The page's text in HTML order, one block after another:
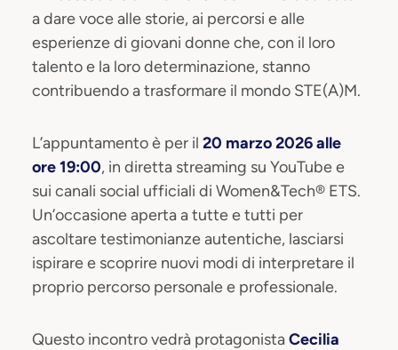
a dare voce alle storie, ai percorsi e alle
esperienze di giovani donne che, con il loro
talento e la loro determinazione, stanno
contribuendo a trasformare il mondo STE(A)M.
L’appuntamento è per il 20 marzo 2026 alle
ore 19:00, in diretta streaming su YouTube e
sui canali social ufficiali di Women&Tech® ETS.
Un’occasione aperta a tutte e tutti per
ascoltare testimonianze autentiche, lasciarsi
ispirare e scoprire nuovi modi di interpretare il
proprio percorso personale e professionale.
Questo incontro vedrà protagonistaCecilia